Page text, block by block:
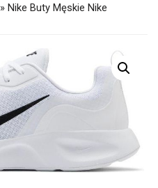
» Nike Buty Męskie Nike